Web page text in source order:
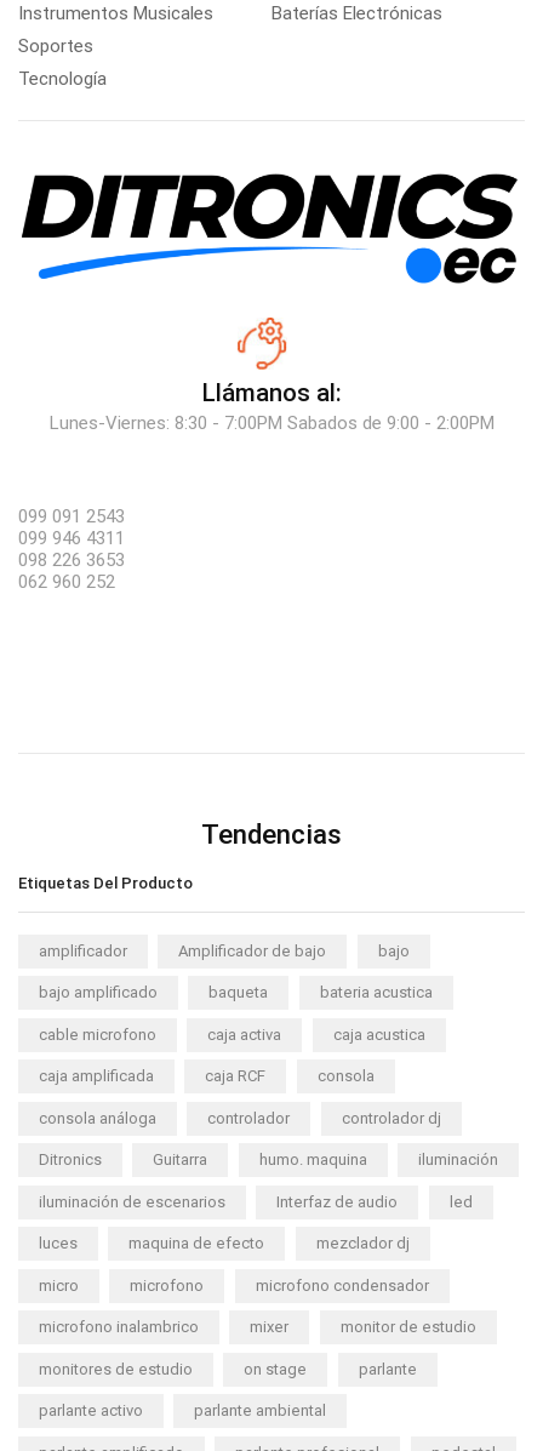
Instrumentos Musicales
Soportes
Tecnología
Baterías Electrónicas
Llámanos al:
Lunes-Viernes: 8:30 - 7:00PM Sabados de 9:00 - 2:00PM
099 091 2543
099 946 4311
098 226 3653
062 960 252
Tendencias
Etiquetas Del Producto
amplificador Amplificador de bajo bajo
bajo amplificado baqueta bateria acustica
cable microfono caja activa caja acustica
caja amplificada caja RCF consola
consola análoga controlador controlador dj
Ditronics Guitarra humo. maquina iluminación
iluminación de escenarios Interfaz de audio led
luces maquina de efecto mezclador dj
micro microfono microfono condensador
microfono inalambrico mixer monitor de estudio
monitores de estudio on stage parlante
parlante activo parlante ambiental